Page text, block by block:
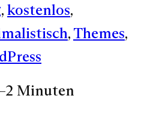
, kostenlos
, Themes
Minuten